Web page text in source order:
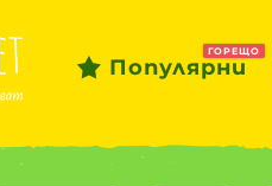
Популярни
ГОРЕЩО